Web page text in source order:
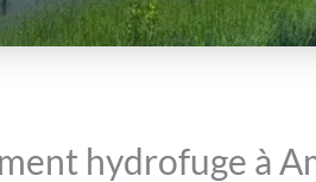
hydrofuge à